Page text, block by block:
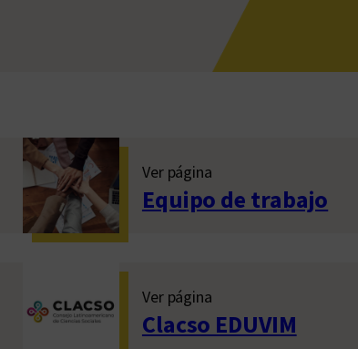
Ver página
Equipo de trabajo
Ver página
Clacso EDUVIM